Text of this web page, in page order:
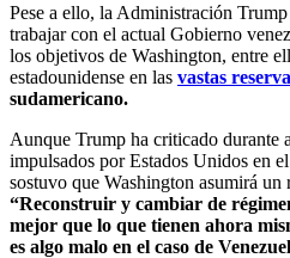
Pese a ello, la Administración Trump
trabajar con el actual Gobierno
los objetivos de Washington, entre
estadounidense en las vastas
sudamericano.
Aunque Trump ha criticado durante
impulsados por Estados Unidos en
sostuvo que Washington asumirá un
“Reconstruir y cambiar de
mejor que lo que tienen ahora
es algo malo en el caso de